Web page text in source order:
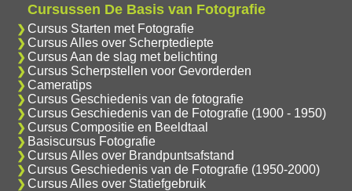
Cursussen De Basis van Fotografie
Cursus Starten met Fotografie
Cursus Alles over Scherptediepte
Cursus Aan de slag met belichting
Cursus Scherpstellen voor Gevorderden
Cameratips
Cursus Geschiedenis van de fotografie
Cursus Geschiedenis van de Fotografie (1900 - 1950)
Cursus Compositie en Beeldtaal
Basiscursus Fotografie
Cursus Alles over Brandpuntsafstand
Cursus Geschiedenis van de Fotografie (1950-2000)
Cursus Alles over Statiefgebruik